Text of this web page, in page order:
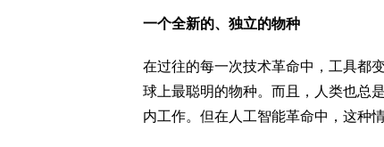
一个全新的、独立的物种
在过往的每一次技术革命中，工具都
球上最聪明的物种。而且，人类也总
内工作。但在人工智能革命中，这种